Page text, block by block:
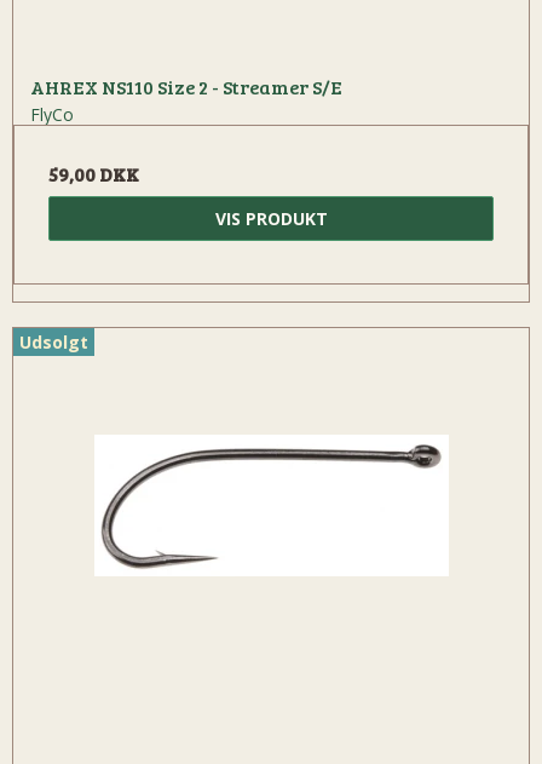
AHREX NS110 Size 2 - Streamer S/E
FlyCo
59,00 DKK
VIS PRODUKT
Udsolgt